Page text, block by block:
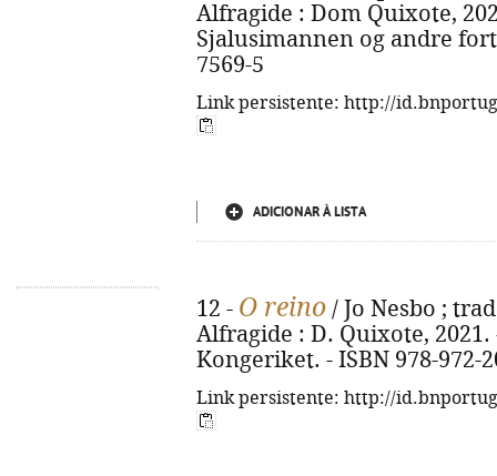
Alfragide : Dom Quixote,
Sjalusimannen og andre
7569-5
Link persistente: http://
ADICIONAR À LISTA
12 - O reino / Jo Nesbo ;
Alfragide : D. Quixote, 2021.
Kongeriket. - ISBN 978-972-
Link persistente: http://